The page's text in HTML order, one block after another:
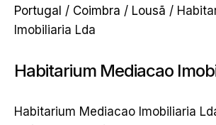
Portugal / Coimbra / Lousã /
Imobiliaria Lda
Habitarium Mediacao
Habitarium Mediacao Imobiliaria